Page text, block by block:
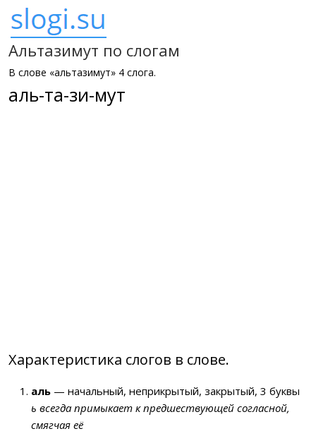
Альтазимут по слогам
В слове «альтазимут» 4 слога.
аль-та-зи-мут
Характеристика слогов в слове.
аль — начальный, неприкрытый, закрытый, 3 буквы
ь всегда примыкает к предшествующей согласной,
смягчая её